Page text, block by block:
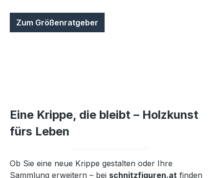
Zum Größenratgeber
Eine Krippe, die bleibt – Holzkunst
fürs Leben
Ob Sie eine neue Krippe gestalten oder Ihre
Sammlung erweitern – bei schnitzfiguren.at finden